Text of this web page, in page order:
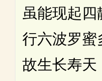
虽能现起
行六波罗蜜
故生长寿天